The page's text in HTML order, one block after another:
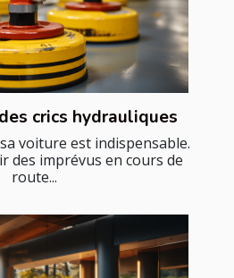
crics hydrauliques
voiture est indispensable.
des imprévus en cours de
route...